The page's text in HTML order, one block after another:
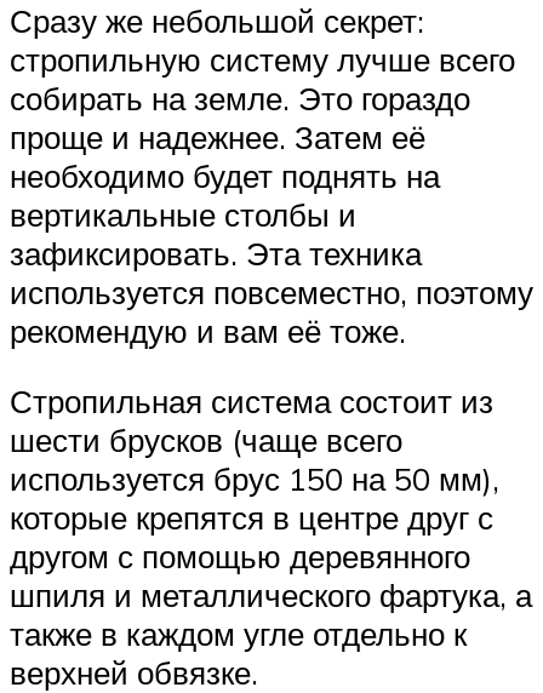
Сразу же небольшой секрет:
стропильную систему лучше всего
собирать на земле. Это гораздо
проще и надежнее. Затем её
необходимо будет поднять на
вертикальные столбы и
зафиксировать. Эта техника
используется повсеместно, поэтому
рекомендую и вам её тоже.
Стропильная система состоит из
шести брусков (чаще всего
используется брус 150 на 50 мм),
которые крепятся в центре друг с
другом с помощью деревянного
шпиля и металлического фартука, а
также в каждом угле отдельно к
верхней обвязке.